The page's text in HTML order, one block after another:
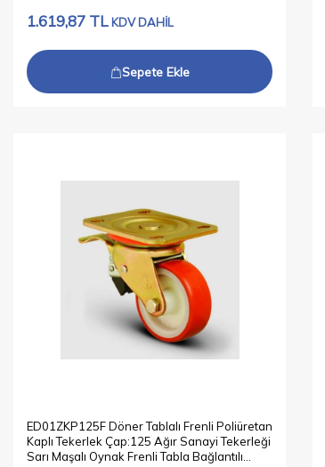
1.619,87 TL KDV DAHİL
Sepete Ekle
ED01ZKP125F Döner Tablalı Frenli Poliüretan
Kaplı Tekerlek Çap:125 Ağır Sanayi Tekerleği
Sarı Maşalı Oynak Frenli Tabla Bağlantılı